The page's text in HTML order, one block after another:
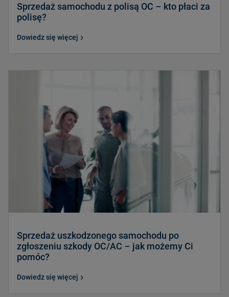
Sprzedaż samochodu z polisą OC – kto płaci za
polisę?
Dowiedz się więcej
Sprzedaż uszkodzonego samochodu po
zgłoszeniu szkody OC/AC – jak możemy Ci
pomóc?
Dowiedz się więcej